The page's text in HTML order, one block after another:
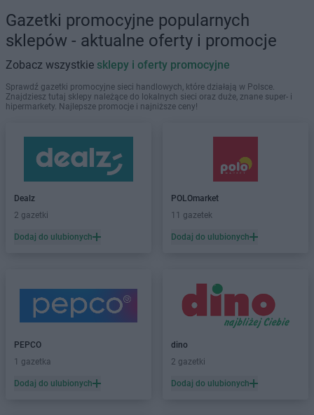
Gazetki promocyjne popularnych
sklepów - aktualne oferty i promocje
Zobacz wszystkie sklepy i oferty promocyjne
Sprawdź gazetki promocyjne sieci handlowych, które działają w Polsce.
Znajdziesz tutaj sklepy należące do lokalnych sieci oraz duże, znane super- i
hipermarkety. Najlepsze promocje i najniższe ceny!
Dealz
2 gazetki
Dodaj do ulubionych
POLOmarket
11 gazetek
Dodaj do ulubionych
PEPCO
1 gazetka
Dodaj do ulubionych
dino
2 gazetki
Dodaj do ulubionych